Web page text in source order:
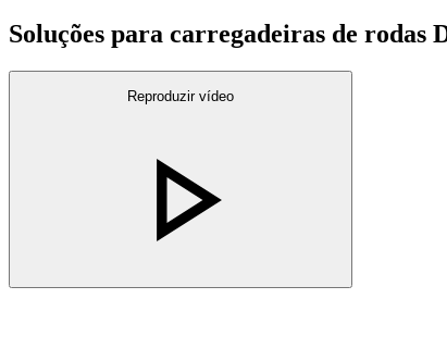
Soluções para carregadeiras de rodas
Reproduzir vídeo